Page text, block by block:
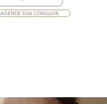
AGENDE SUA CONSULTA